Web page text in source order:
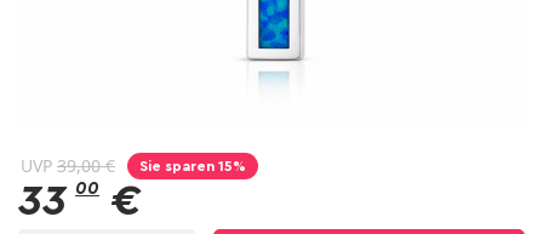
UVP 39,00 € Sie sparen 15%
33 00 €